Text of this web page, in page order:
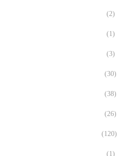
(2)
(1)
(3)
(30)
(38)
(26)
(120)
(1)